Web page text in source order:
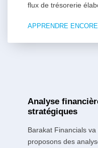
flux de trésorerie
APPRENDRE
Analyse
stratégiques
Barakat Financials
proposons des